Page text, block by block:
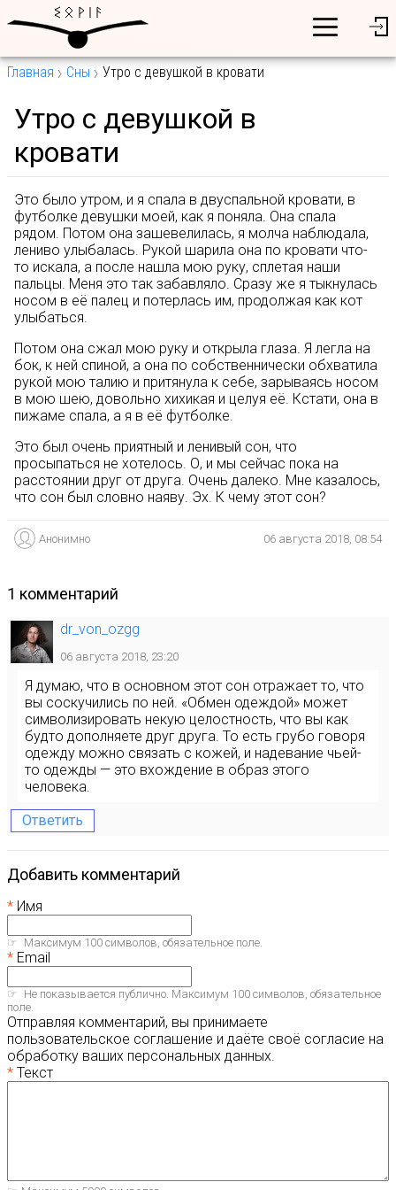
Главная Сны Утро с девушкой в кровати
Утро с девушкой в
кровати
Это было утром, и я спала в двуспальной кровати, в
футболке девушки моей, как я поняла. Она спала
рядом. Потом она зашевелилась, я молча наблюдала,
лениво улыбалась. Рукой шарила она по кровати что-
то искала, а после нашла мою руку, сплетая наши
пальцы. Меня это так забавляло. Сразу же я тыкнулась
носом в её палец и потерлась им, продолжая как кот
улыбаться.
Потом она сжал мою руку и открыла глаза. Я легла на
бок, к ней спиной, а она по собственнически обхватила
рукой мою талию и притянула к себе, зарываясь носом
в мою шею, довольно хихикая и целуя её. Кстати, она в
пижаме спала, а я в её футболке.
Это был очень приятный и ленивый сон, что
просыпаться не хотелось. О, и мы сейчас пока на
расстоянии друг от друга. Очень далеко. Мне казалось,
что сон был словно наяву. Эх. К чему этот сон?
Анонимно 06 августа 2018, 08:54
1 комментарий
dr_von_ozgg
06 августа 2018, 23:20
Я думаю, что в основном этот сон отражает то, что
вы соскучились по ней. «Обмен одеждой» может
символизировать некую целостность, что вы как
будто дополняете друг друга. То есть грубо говоря
одежду можно связать с кожей, и надевание чьей-
то одежды — это вхождение в образ этого
человека.
Ответить
Добавить комментарий
Имя
Максимум 100 символов, обязательное поле.
Email
Не показывается публично. Максимум 100 символов, обязательное
поле.
Отправляя комментарий, вы принимаете
пользовательское соглашение и даёте своё согласие на
обработку ваших персональных данных.
Текст